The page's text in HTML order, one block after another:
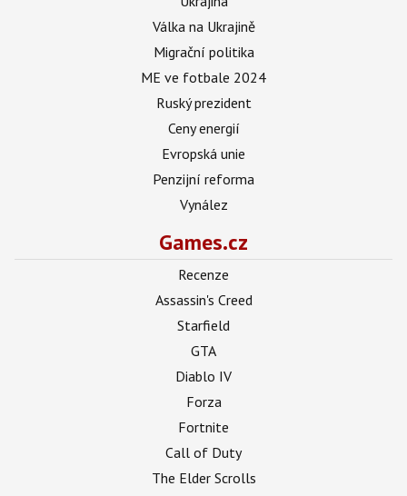
Válka na Ukrajině
Migrační politika
ME ve fotbale 2024
Ruský prezident
Ceny energií
Evropská unie
Penzijní reforma
Vynález
Games.cz
Recenze
Assassin's Creed
Starfield
GTA
Diablo IV
Forza
Fortnite
Call of Duty
The Elder Scrolls